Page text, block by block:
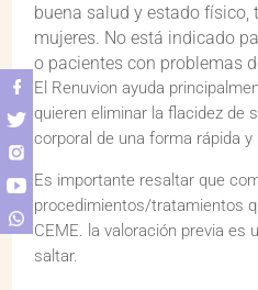
buena salud y estado físico,
mujeres. No está indicado
o pacientes con problemas
El Renuvion ayuda
quieren eliminar la flacidez de
corporal de una forma rápida
Es importante resaltar que
procedimientos/tratamientos
CEME. la valoración previa es
saltar.